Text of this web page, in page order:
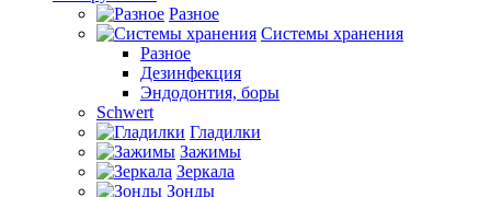
Разное
Системы хранения
Разное
Дезинфекция
Эндодонтия, боры
Schwert
Гладилки
Зажимы
Зеркала
Зонды